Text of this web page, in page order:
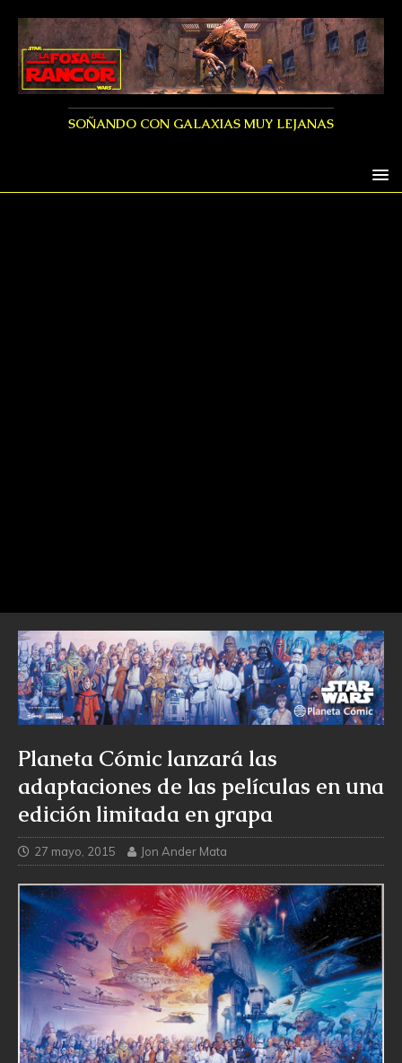
SOÑANDO CON GALAXIAS MUY LEJANAS
Planeta Cómic lanzará las
adaptaciones de las películas en una
edición limitada en grapa
27 mayo, 2015 Jon Ander Mata